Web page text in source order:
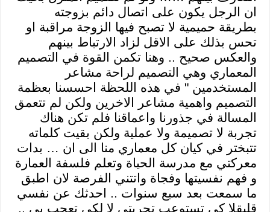
ان الرجل يكون على اتصال دائم بزوجته
بطريقة حميمية لا تصبح فيها الزوجة مراقبة او
تحس بذلك على الاقل لزاد الارتباط بينهم
والعكس صحيح .. وهنا تكمن القوة في التصميم
المعماري وهي التصميم لراحة مشاعر
المستخدمين " في هذه اللحظة احسسنا بعظمة
التصميم واهمية مشاعر الاخرين ولكن لم تتعمق
المسالة في جذورنا واعماقنا فلم تكن هناك
تجربة لا تصميمة ولا عملية ولكن بقيت كلماته
تتبختر في كيان كل معماري منا الى ان … بدات
معركتي مع مدرسة الحياة وتعلم فلسفة العمارة
و فهم نفسيتها وفجاة واتتني الفرصة لان اطبق
ما سمعت بعد سبع سنوات .. احدثك عن نفسي
قليقلا كي تستوعب تجربتي لا لكي تعجب بي ..